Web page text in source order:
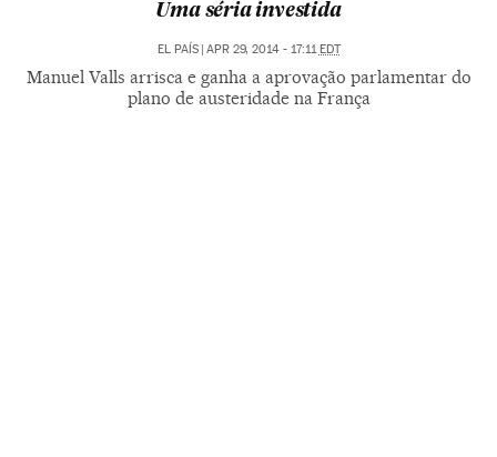
Uma séria investida
EL PAÍS | APR 29, 2014 - 17:11 EDT
Manuel Valls arrisca e ganha a aprovação parlamentar do
plano de austeridade na França